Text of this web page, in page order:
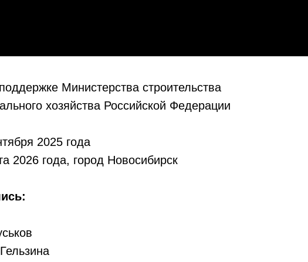
Министерства строительства
хозяйства Российской Федерации
2025 года
2026 года, город Новосибирск